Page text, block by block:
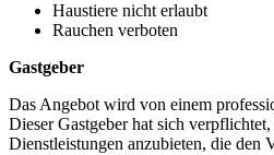
Haustiere nicht erlaubt
Rauchen verboten
Gastgeber
Das Angebot wird von einem
Dieser Gastgeber hat sich
Dienstleistungen anzubieten, die den